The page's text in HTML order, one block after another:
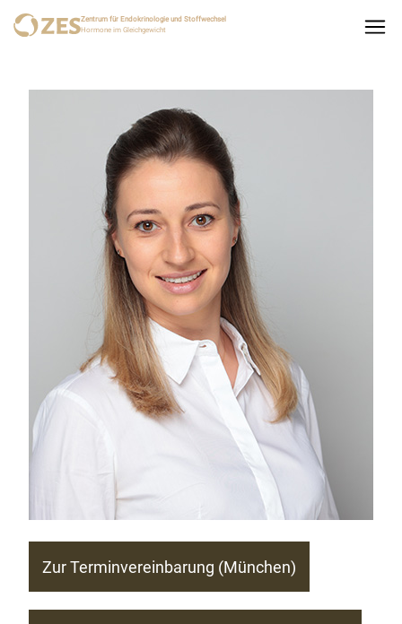
Zentrum für Endokrinologie und Stoffwechsel
Hormone im Gleichgewicht
Zur Terminvereinbarung (München)